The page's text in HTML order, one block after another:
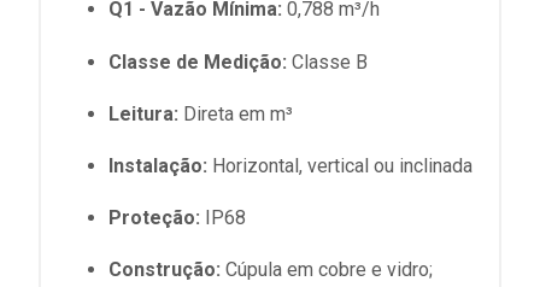
Q1 - Vazão Mínima: 0,788 m³/h
Classe de Medição: Classe B
Leitura: Direta em m³
Instalação: Horizontal, vertical ou inclinada
Proteção: IP68
Construção: Cúpula em cobre e vidro;